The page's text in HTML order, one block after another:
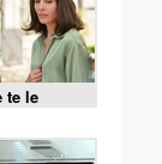
te le